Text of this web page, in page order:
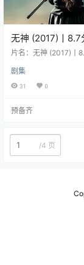
无神 (2017)丨8.7
分西部剧集推荐
片名：无神 (2017)丨
又名：无神之境(台) /
型：剧情 / 西部 导演：
麦克纳里 / 梅里特·韦
(美国) 年份：2017 集
剧集
31 0
预备齐
/4 页